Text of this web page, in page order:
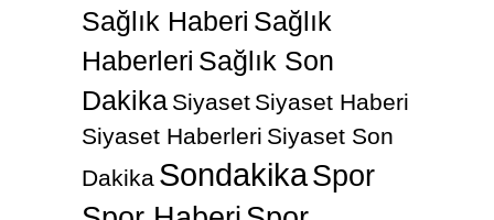
Sağlık Haberi Sağlık
Haberleri Sağlık Son
Dakika Siyaset Siyaset Haberi
Siyaset Haberleri Siyaset Son
Dakika SondakikaSpor